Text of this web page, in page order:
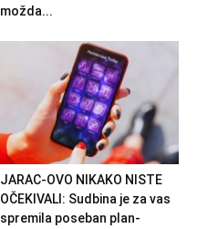
možda...
JARAC-OVO NIKAKO NISTE
OČEKIVALI: Sudbina je za vas
spremila poseban plan-